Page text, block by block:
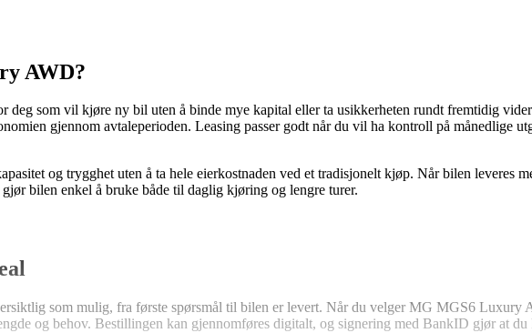
AWD?
som vil kjøre ny bil uten å binde mye kapital eller ta usikkerheten rundt fremtidig
gjennom avtaleperioden. Leasing passer godt når du vil ha kontroll på månedlige
og trygghet uten å ta hele eierkostnaden ved et tradisjonelt kjøp. Når bilen leveres
bilen enkel å bruke både til daglig kjøring og lengre turer.
som mulig, fra første spørsmål til bilen er levert. Når du velger MG MGS6 Luxury
og behov. Bestillingen kan gjennomføres digitalt, og signering med BankID gjør at